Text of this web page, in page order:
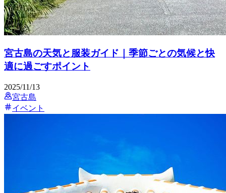
宮古島の天気と服装ガイド｜季節ごとの気候と快
適に過ごすポイント
2025/11/13
宮古島
イベント